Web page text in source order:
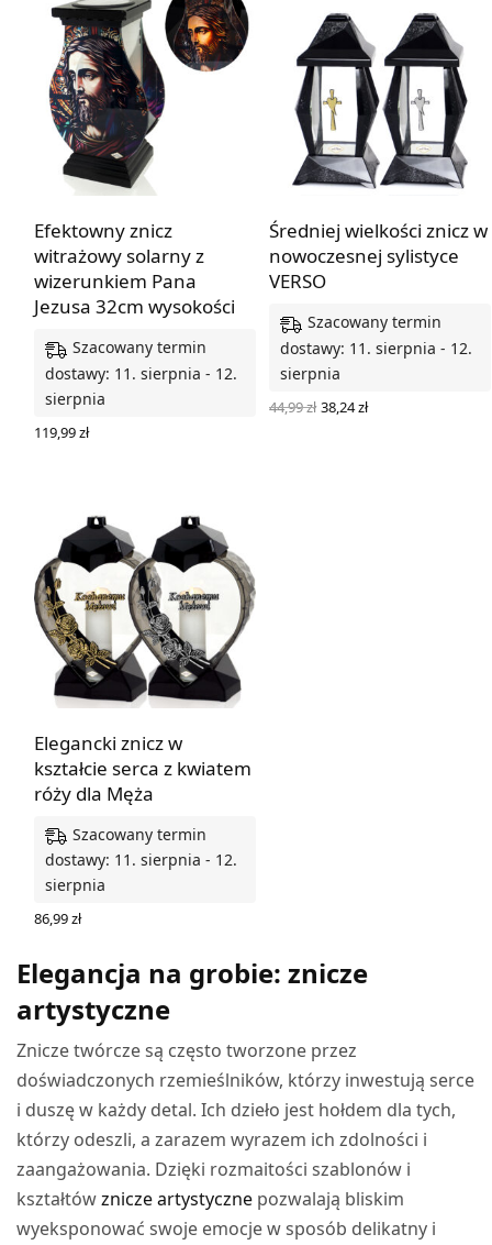
Efektowny znicz
witrażowy solarny z
wizerunkiem Pana
Jezusa 32cm wysokości
Szacowany termin
dostawy: 11. sierpnia - 12.
sierpnia
119,99zł
Średniej wielkości znicz w
nowoczesnej sylistyce
VERSO
Szacowany termin
dostawy: 11. sierpnia - 12.
sierpnia
44,99zł Pierwotna
cena
38,24złAktualna
Elegancki znicz w
kształcie serca z kwiatem
róży dla Męża
Szacowany termin
dostawy: 11. sierpnia - 12.
sierpnia
86,99zł
Elegancja na grobie: znicze
artystyczne
Znicze twórcze są często tworzone przez
doświadczonych rzemieślników, którzy inwestują serce
i duszę w każdy detal. Ich dzieło jest hołdem dla tych,
którzy odeszli, a zarazem wyrazem ich zdolności i
zaangażowania. Dzięki rozmaitości szablonów i
kształtówznicze artystyczne pozwalają bliskim
wyeksponować swoje emocje w sposób delikatny i